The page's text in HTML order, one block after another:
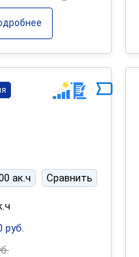
ак.ч Сравнить
руб.